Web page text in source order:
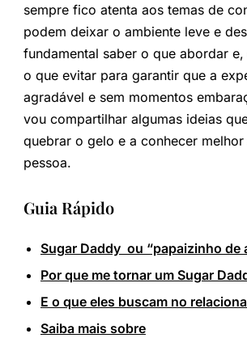
sempre fico atenta aos temas de
podem deixar o ambiente leve e
fundamental saber o que abordar
o que evitar para garantir que a
agradável e sem momentos
vou compartilhar algumas ideias
quebrar o gelo e a conhecer melhor
pessoa.
Guia Rápido
Sugar Daddy ou “papaizinho de
Por que me tornar um Sugar
E o que eles buscam no
Saiba mais sobre